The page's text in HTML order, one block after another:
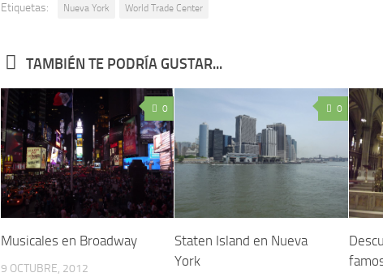
Etiquetas: Nueva York World Trade Center
TAMBIÉN TE PODRÍA GUSTAR...
0
Musicales en Broadway
9 OCTUBRE, 2012
0
Staten Island en Nueva
York